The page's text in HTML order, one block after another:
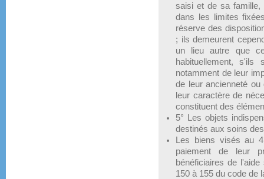
saisi et de sa
dans les limites
réserve des
; ils demeurent
un lieu autre que
habituellement,
notamment de leur
de leur ancienneté
leur caractère de
constituent des
5° Les objets
destinés aux soins
Les biens visés au
paiement de leur
bénéficiaires de
150 à 155 du code de